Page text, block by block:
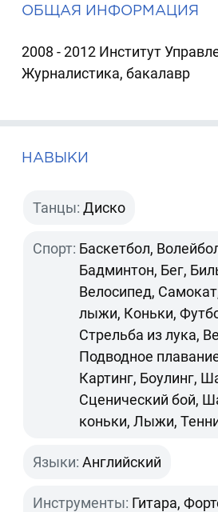
ОБЩАЯ ИНФОРМАЦИЯ
2008 - 2012 Институт
Журналистика, бакалавр
НАВЫКИ
Танцы: Диско
Спорт: Баскетбол,
Бадминтон, Бег,
Велосипед,
лыжи, Коньки,
Стрельба из лука,
Подводное
Картинг, Боулинг,
Сценический бой,
коньки, Лыжи,
Языки: Английский
Инструменты: Гитара,